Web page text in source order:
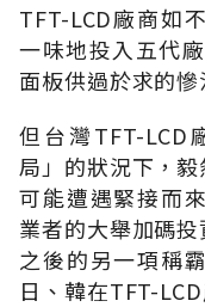
TFT-LCD廠商如
一味地投入五代
面板供過於求的慘
但台灣TFT-LCD
局」的狀況下，
可能遭遇緊接而
業者的大舉加碼
之後的另一項稱
日、韓在TFT-